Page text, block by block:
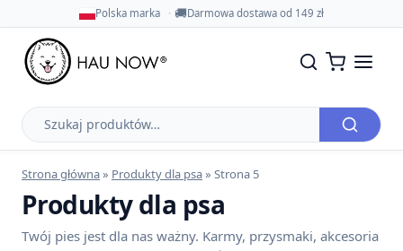
Polska marka 🚚Darmowa dostawa od 149 zł
Szukaj
produktów
Strona główna» Produkty dla psa» Strona 5
Produkty dla psa
Twój pies jest dla nas ważny. Karmy, przysmaki, akcesoria